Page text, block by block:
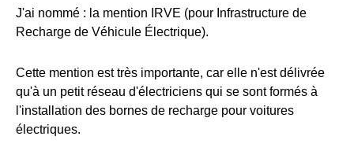
J'ai nommé : la mention IRVE (pour Infrastructure de
Recharge de Véhicule Électrique).
Cette mention est très importante, car elle n'est délivrée
qu'à un petit réseau d'électriciens qui se sont formés à
l'installation des bornes de recharge pour voitures
électriques.